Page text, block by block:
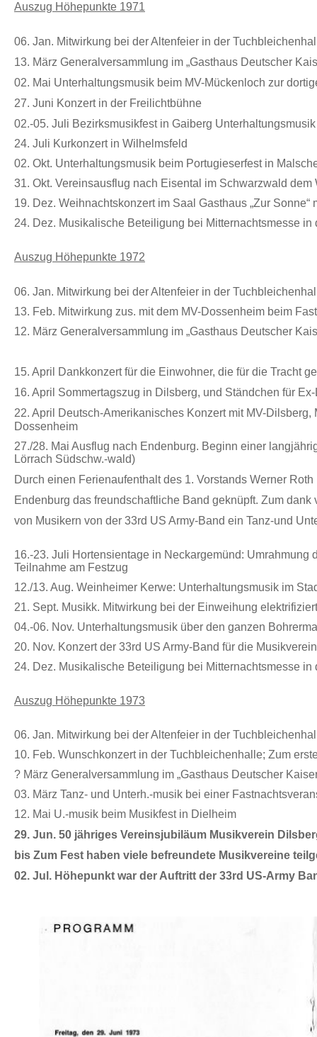
Auszug Höhepunkte 1971
06. Jan. Mitwirkung bei der Altenfeier in der
13. März Generalversammlung im „Gasthaus Deutscher
02. Mai Unterhaltungsmusik beim MV-Mückenloch zur
27. Juni Konzert in der Freilichtbühne
02.-05. Juli Bezirksmusikfest in Gaiberg
24. Juli Kurkonzert in Wilhelmsfeld
02. Okt. Unterhaltungsmusik beim Portugieserfest in
31. Okt. Vereinsausflug nach Eisental im Schwarzwald dem
19. Dez. Weihnachtskonzert im Saal Gasthaus „Zur Sonne“
24. Dez. Musikalische Beteiligung bei Mitternachtsmesse in
Auszug Höhepunkte 1972
06. Jan. Mitwirkung bei der Altenfeier in der
13. Feb. Mitwirkung zus. mit dem MV-Dossenheim beim
12. März Generalversammlung im „Gasthaus Deutscher
15. April Dankkonzert für die Einwohner, die für die Tracht
16. April Sommertagszug in Dilsberg, und Ständchen für
22. April
Deutsch-Amerikanisches Konzert mit MV-
Dossenheim
27./28. Mai Ausflug nach Endenburg. Beginn einer
Lörrach Südschw.-wald)
Durch einen Ferienaufenthalt des 1. Vorstands Werner
Endenburg das freundschaftliche Band geknüpft. Zum
von Musikern von der 33rd US Army-Band ein Tanz-und
16.-23. Juli Hortensientage in Neckargemünd:
Teilnahme am Festzug
12./13. Aug. Weinheimer Kerwe: Unterhaltungsmusik im
21. Sept. Musikk. Mitwirkung bei der Einweihung
04.-06. Nov. Unterhaltungsmusik über den ganzen
20. Nov. Konzert der 33rd US Army-Band für die
24. Dez. Musikalische Beteiligung bei Mitternachtsmesse in
Auszug Höhepunkte 1973
06. Jan. Mitwirkung bei der Altenfeier in der
10. Feb. Wunschkonzert in der Tuchbleichenhalle; Zum
? März Generalversammlung im „Gasthaus Deutscher
03. März Tanz- und Unterh.-musik bei einer
12. Mai U.-musik beim Musikfest in Dielheim
29. Jun. 50 jähriges Vereinsjubiläum Musikverein
bis Zum Fest haben viele befreundete Musikvereine
02. Jul. Höhepunkt war der Auftritt der 33rd US-Army